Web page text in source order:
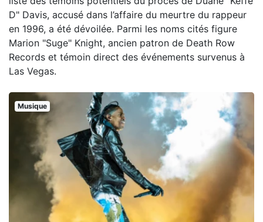
D" Davis, accusé dans l’affaire du meurtre du rappeur
en 1996, a été dévoilée. Parmi les noms cités figure
Marion "Suge" Knight, ancien patron de Death Row
Records et témoin direct des événements survenus à
Las Vegas.
Musique